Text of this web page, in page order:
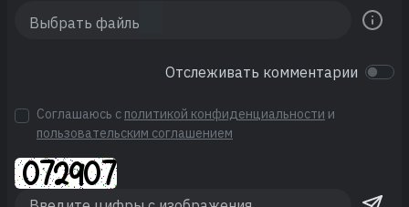
Отслеживать комментарии
Соглашаюсь с политикой конфиденциальности и
пользовательским соглашением